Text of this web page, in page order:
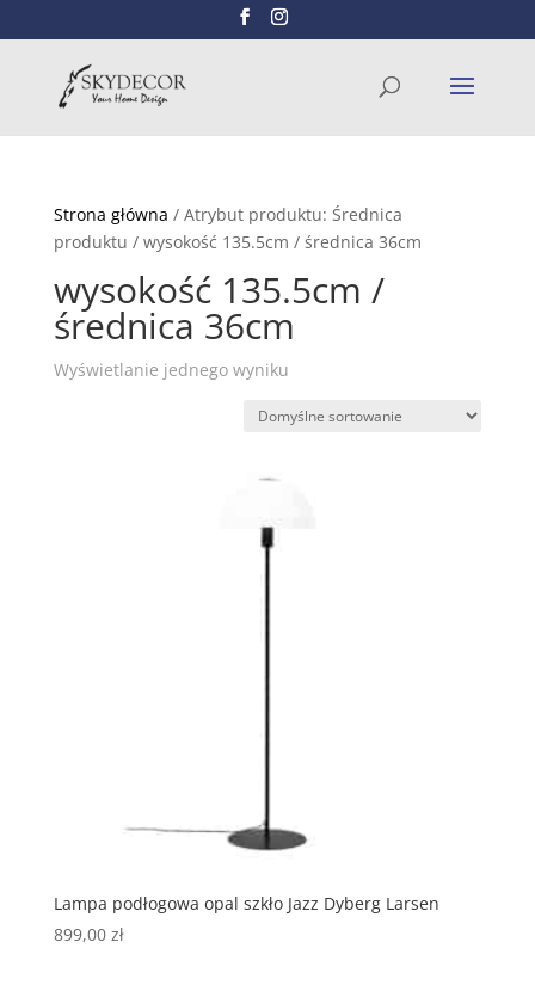
Strona główna / Atrybut produktu: Średnica
produktu / wysokość 135.5cm / średnica 36cm
wysokość 135.5cm /
średnica 36cm
Wyświetlanie jednego wyniku
Lampa podłogowa opal szkło Jazz Dyberg Larsen
899,00 zł